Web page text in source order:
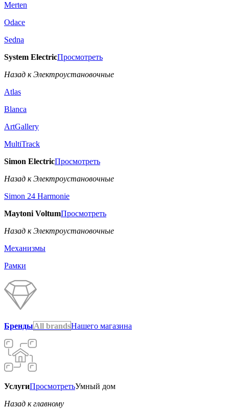
Merten
Odace
Sedna
System ElectricПросмотреть
Назад к Электроустановочные
Atlas
Blanca
ArtGallery
MultiTrack
Simon ElectricПросмотреть
Назад к Электроустановочные
Simon 24 Harmonie
Maytoni VoltumПросмотреть
Назад к Электроустановочные
Механизмы
Рамки
БрендыAll brandsНашего магазина
УслугиПросмотретьУмный дом
Назад к главному